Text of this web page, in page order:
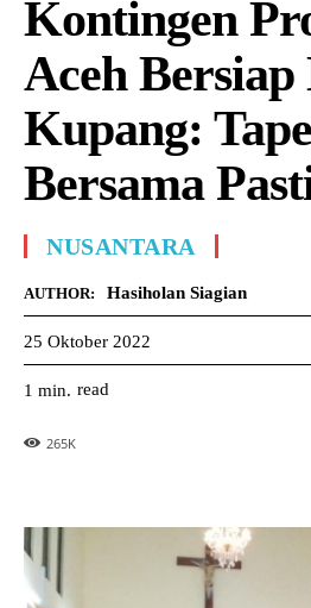
Kontingen
Aceh
Kupang:
Bersama
NUSANTARA
AUTHOR: Hasiholan Siagian
25 Oktober 2022
1 min. read
265K